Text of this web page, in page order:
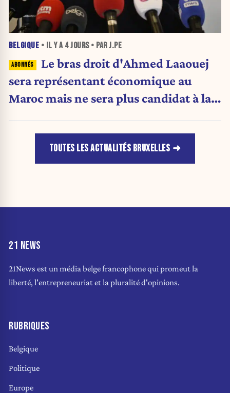
BELGIQUE • IL Y A 4 JOURS• PAR J.PE
Le bras droit d'Ahmed Laaouej
sera représentant économique au
Maroc mais ne sera plus candidat à la
TOUTES LES ACTUALITÉS BRUXELLES
21 NEWS
21News est un média belge francophone qui promeut la
liberté, l'entrepreneuriat et la pluralité d'opinions.
RUBRIQUES
Belgique
Politique
Europe